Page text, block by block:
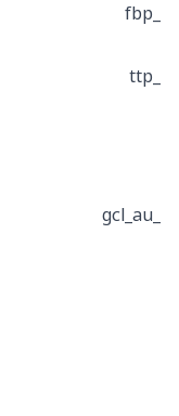
0 Days
time
2 Months
2 Months
more
”
site.